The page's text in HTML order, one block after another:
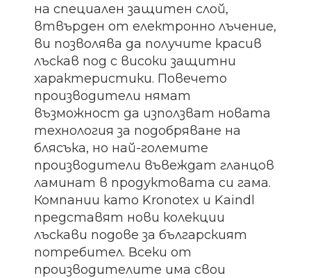
на специален защитен слой,
втвърден от електронно лъчение,
ви позволява да получите красив
лъскав под с високи защитни
характеристики. Повечето
производители нямат
възможност да използват новата
технология за подобряване на
блясъка, но най-големите
производители въвеждат гланцов
ламинат в продуктовата си гама.
Компании като Kronotex и Kaindl
представят нови колекции
лъскави подове за българският
потребител. Всеки от
производителите има свои